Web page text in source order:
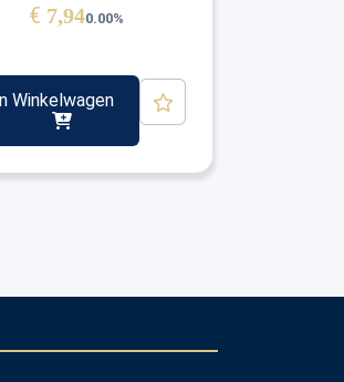
€ 7,940.00%
Winkelwagen